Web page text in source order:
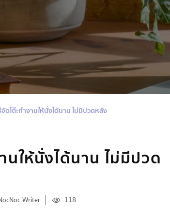
ดโต๊ะทำงานให้นั่งได้นาน ไม่มีปวดหลัง
นให้นั่งได้นาน ไม่มีปวด
Writer 118